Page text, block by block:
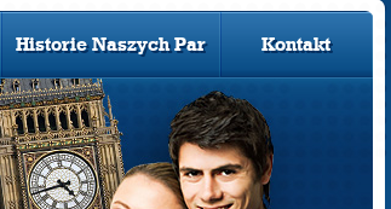
Historie Naszych Par Kontakt